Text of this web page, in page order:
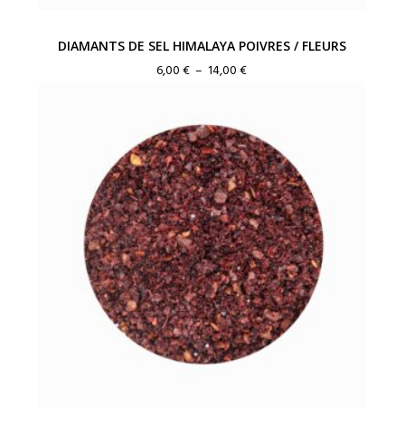
DIAMANTS DE SEL HIMALAYA POIVRES / FLEURS
6,00€ – 14,00€Plage
6,00 €
à
14,00 €